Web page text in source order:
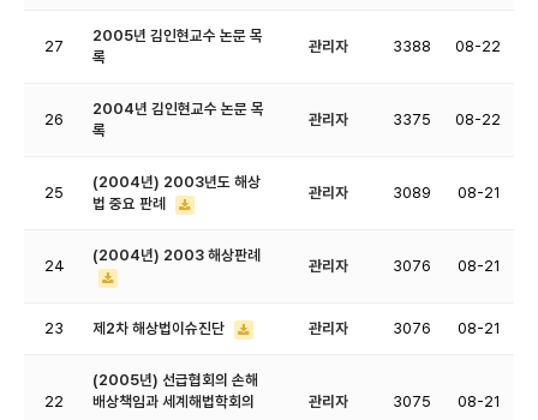
27
2005년 김인현교수 논문 목
록
관리자 3388 08-22
26
2004년 김인현교수 논문 목
록
관리자 3375 08-22
25
(2004년) 2003년도 해상
법 중요 판례
관리자 3089 08-21
24
(2004년) 2003 해상판례
관리자 3076 08-21
23 제2차 해상법이슈진단 관리자 3076 08-21
22
(2005년) 선급협회의 손해
배상책임과 세계해법학회의
관리자 3075 08-21